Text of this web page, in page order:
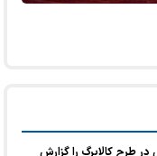
طرح کالابرگ را گزارش